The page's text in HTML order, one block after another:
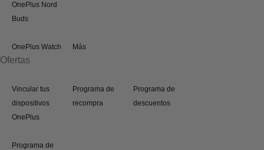
OnePlus Nord
Buds
OnePlus Watch Más
Ofertas
Vincular tus
dispositivos
OnePlus
Programa de
recompra
Programa de
descuentos
Programa de